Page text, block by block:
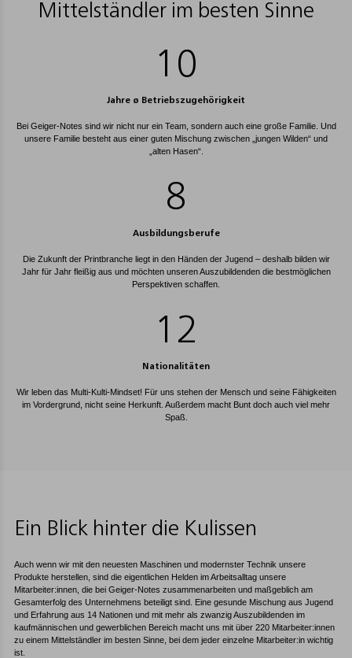
Mittelständler im besten Sinne
12
Jahre ø Betriebszugehörigkeit
Bei Geiger-Notes sind wir nicht nur ein Team, sondern auch eine große Familie. Und
unsere Familie besteht aus einer guten Mischung zwischen „jungen Wilden“ und
„alten Hasen“.
9
Ausbildungsberufe
Die Zukunft der Printbranche liegt in den Händen der Jugend – deshalb bilden wir
Jahr für Jahr fleißig aus und möchten unseren Auszubildenden die bestmöglichen
Perspektiven schaffen.
14
Nationalitäten
Wir leben das Multi-Kulti-Mindset! Für uns stehen der Mensch und seine Fähigkeiten
im Vordergrund, nicht seine Herkunft. Außerdem macht Bunt doch auch viel mehr
Spaß.
Ein Blick hinter die Kulissen
Auch wenn wir mit den neuesten Maschinen und modernster Technik unsere
Produkte herstellen, sind die eigentlichen Helden im Arbeitsalltag unsere
Mitarbeiter:innen, die bei Geiger-Notes zusammenarbeiten und maßgeblich am
Gesamterfolg des Unternehmens beteiligt sind. Eine gesunde Mischung aus Jugend
und Erfahrung aus 14 Nationen und mit mehr als zwanzig Auszubildenden im
kaufmännischen und gewerblichen Bereich macht uns mit über 220 Mitarbeiter:innen
zu einem Mittelständler im besten Sinne, bei dem jeder einzelne Mitarbeiter:in wichtig
ist.